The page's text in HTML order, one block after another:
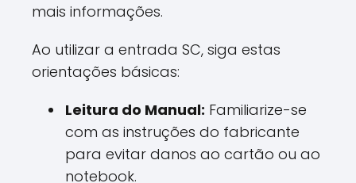
mais informações.
Ao utilizar a entrada SC, siga estas
orientações básicas:
Leitura do Manual: Familiarize-se
com as instruções do fabricante
para evitar danos ao cartão ou ao
notebook.